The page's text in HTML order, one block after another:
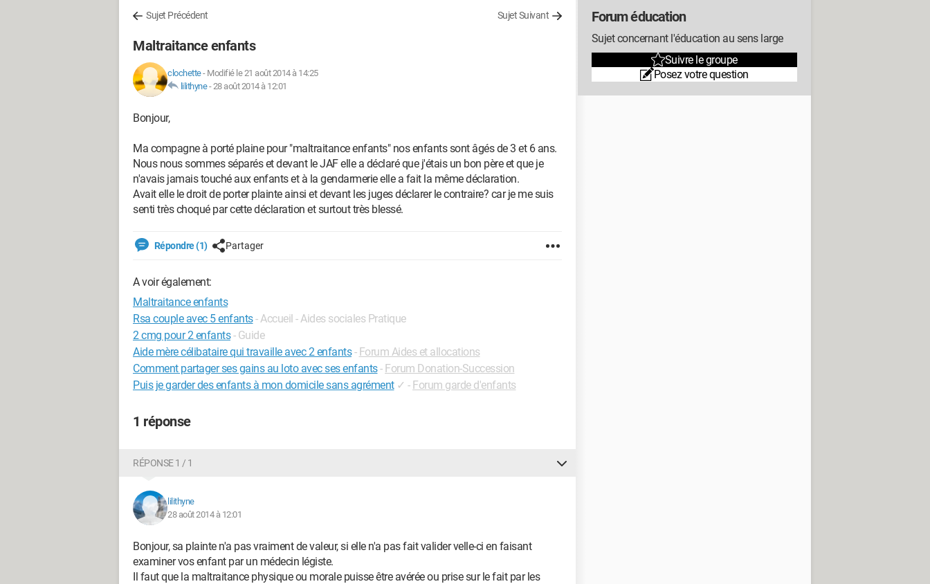
Sujet Précédent Sujet Suivant
Maltraitance enfants
clochette- Modifié le 21 août 2014 à 14:25
lilithyne-28 août 2014 à 12:01
Bonjour,
Ma compagne à porté plaine pour "maltraitance enfants" nos enfants sont âgés de 3 et 6 ans.
Nous nous sommes séparés et devant le JAF elle a déclaré que j'étais un bon père et que je
n'avais jamais touché aux enfants et à la gendarmerie elle a fait la même déclaration.
Avait elle le droit de porter plainte ainsi et devant les juges déclarer le contraire? car je me suis
senti très choqué par cette déclaration et surtout très blessé.
Répondre (1) Partager
A voir également:
Maltraitance enfants
Rsa couple avec 5 enfants- Accueil - Aides sociales Pratique
2 cmg pour 2 enfants - Guide
Aide mère célibataire qui travaille avec 2 enfants - Forum Aides et allocations
Comment partager ses gains au loto avec ses enfants- Forum Donation-Succession
Puis je garder des enfants à mon domicile sans agrément ✓ - Forum garde d'enfants
1 réponse
RÉPONSE 1 / 1
lilithyne
28 août 2014 à 12:01
Bonjour, sa plainte n'a pas vraiment de valeur, si elle n'a pas fait valider velle-ci en faisant
examiner vos enfant par un médecin légiste.
Il faut que la maltraitance physique ou morale puisse être avérée ou prise sur le fait par les
Forum éducation
Sujet concernant l'éducation au sens large
Suivre le groupe
Posez votre question